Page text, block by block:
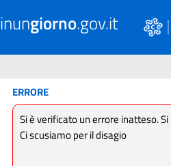
inungiorno.gov.it
ERRORE
Si è verificato un errore inatteso.
Ci scusiamo per il disagio